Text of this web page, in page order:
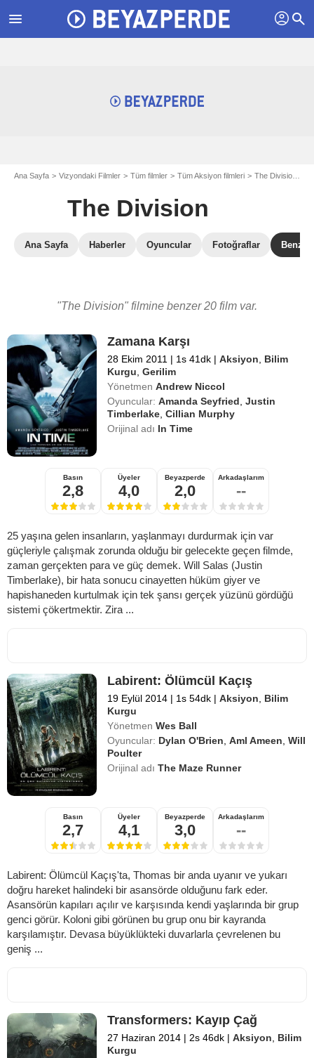
menu profil search
Ana Sayfa Vizyondaki Filmler Tüm filmler Tüm Aksiyon filmleri The Division
The Division
Ana Sayfa Haberler Oyuncular Fotoğraflar
"The Division" filmine benzer 20 film var.
Zamana Karşı
28 Ekim 2011 | 1s 41dk | Aksiyon
Bilim
Kurgu ,Gerilim
Yönetmen Andrew Niccol
Oyuncular: Amanda Seyfried ,Justin
Timberlake ,Cillian Murphy
Orijinal adı In Time
Basın
2,8
Üyeler
4,0
Beyazperde
2,0
Arkadaşlarım
--
25 yaşına gelen insanların, yaşlanmayı durdurmak için var
güçleriyle çalışmak zorunda olduğu bir gelecekte geçen filmde,
zaman gerçekten para ve güç demek. Will Salas (Justin
Timberlake), bir hata sonucu cinayetten hüküm giyer ve
hapishaneden kurtulmak için tek şansı gerçek yüzünü gördüğü
sistemi çökertmektir. Zira ...
Labirent: Ölümcül Kaçış
19 Eylül 2014 | 1s 54dk | Aksiyon
Bilim
Kurgu
Yönetmen Wes Ball
Oyuncular: Dylan O'Brien ,Aml Ameen ,Will
Poulter
Orijinal adıThe Maze Runner
Basın
2,7
Üyeler
4,1
Beyazperde
3,0
Arkadaşlarım
--
Labirent: Ölümcül Kaçış'ta, Thomas bir anda uyanır ve yukarı
doğru hareket halindeki bir asansörde olduğunu fark eder.
Asansörün kapıları açılır ve karşısında kendi yaşlarında bir grup
genci görür. Koloni gibi görünen bu grup onu bir kayranda
karşılamıştır. Devasa büyüklükteki duvarlarla çevrelenen bu
geniş ...
Transformers: Kayıp Çağ
27 Haziran 2014 | 2s 46dk | Aksiyon
Bilim
Kurgu